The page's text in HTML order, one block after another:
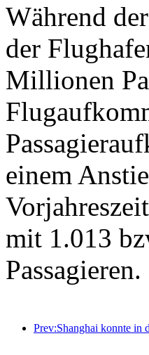
Während
der
Millionen
einem
mit 1.013
Passagieren.